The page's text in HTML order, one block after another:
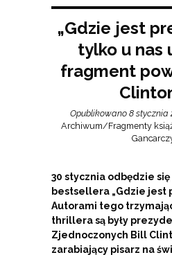
„Gdzie jest
tylko u nas
fragment
Opublikowano 8 stycznia
Archiwum/Fragmenty
30 stycznia odbędzie
bestsellera „Gdzie jest
Autorami tego
thrillera są były
Zjednoczonych Bill
zarabiający pisarz na